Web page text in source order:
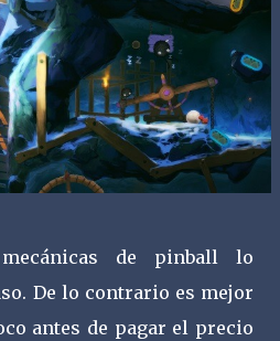
de pinball lo
De lo contrario es mejor
antes de pagar el precio